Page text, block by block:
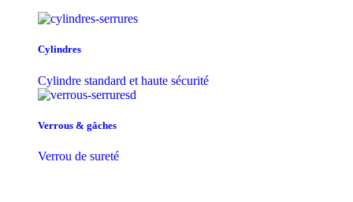
Cylindres
Cylindre standard et haute sécurité
Verrous & gâches
Verrou de sureté